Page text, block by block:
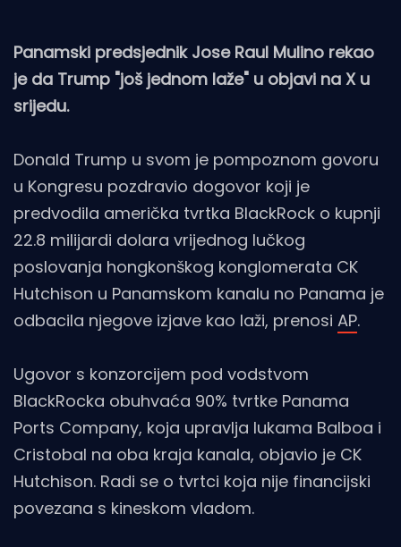
Panamski predsjednik Jose Raul Mulino rekao
je da Trump "još jednom laže" u objavi na X u
srijedu.
Donald Trump u svom je pompoznom govoru
u Kongresu pozdravio dogovor koji je
predvodila američka tvrtka BlackRock o kupnji
22.8 milijardi dolara vrijednog lučkog
poslovanja hongkonškog konglomerata CK
Hutchison u Panamskom kanalu no Panama je
odbacila njegove izjave kao laži, prenosi AP.
Ugovor s konzorcijem pod vodstvom
BlackRocka obuhvaća 90% tvrtke Panama
Ports Company, koja upravlja lukama Balboa i
Cristobal na oba kraja kanala, objavio je CK
Hutchison. Radi se o tvrtci koja nije financijski
povezana s kineskom vladom.